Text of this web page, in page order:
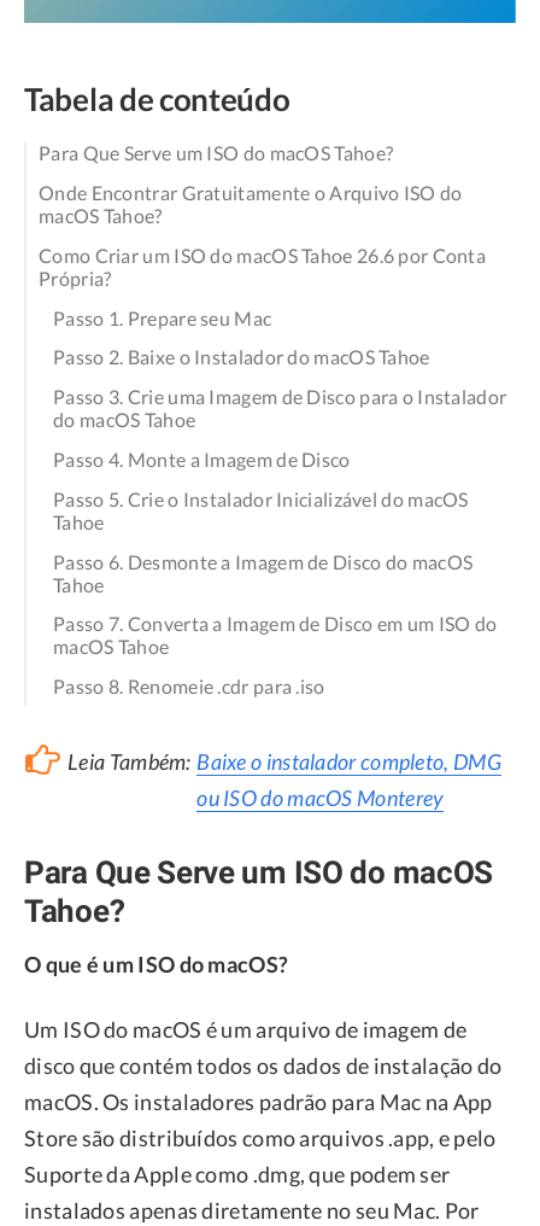
Tabela de conteúdo
Para Que Serve um ISO do macOS Tahoe?
Onde Encontrar Gratuitamente o Arquivo ISO do
macOS Tahoe?
Como Criar um ISO do macOS Tahoe 26.6 por Conta
Própria?
Passo 1. Prepare seu Mac
Passo 2. Baixe o Instalador do macOS Tahoe
Passo 3. Crie uma Imagem de Disco para o Instalador
do macOS Tahoe
Passo 4. Monte a Imagem de Disco
Passo 5. Crie o Instalador Inicializável do macOS
Tahoe
Passo 6. Desmonte a Imagem de Disco do macOS
Tahoe
Passo 7. Converta a Imagem de Disco em um ISO do
macOS Tahoe
Passo 8. Renomeie .cdr para .iso
Leia Também: Baixe o instalador completo, DMG
ou ISO do macOS Monterey
Para Que Serve um ISO do macOS
Tahoe?
O que é um ISO do macOS?
Um ISO do macOS é um arquivo de imagem de
disco que contém todos os dados de instalação do
macOS. Os instaladores padrão para Mac na App
Store são distribuídos como arquivos .app, e pelo
Suporte da Apple como .dmg, que podem ser
instalados apenas diretamente no seu Mac. Por